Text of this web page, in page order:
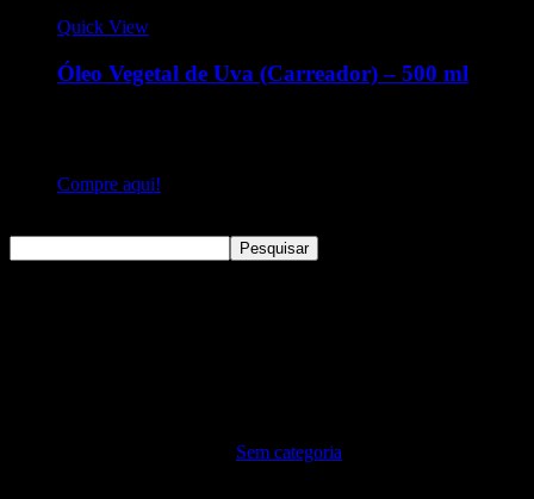
Quick View
Óleo Vegetal de Uva (Carreador) – 500 ml
Compre aqui!
Pesquisar
Sem categoria